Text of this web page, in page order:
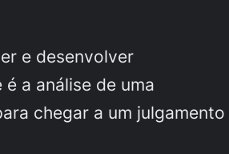
e desenvolver
a análise de uma
chegar a um julgamento